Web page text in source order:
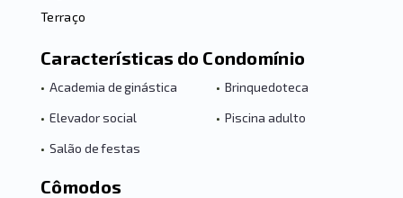
Terraço
Características do Condomínio
• Academia de ginástica • Brinquedoteca
• Elevador social • Piscina adulto
• Salão de festas
Cômodos